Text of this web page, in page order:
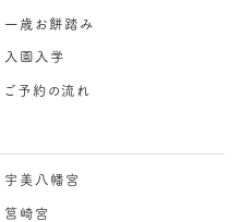
一歳お餅踏み
入園入学
ご予約の流れ
宇美八幡宮
筥崎宮